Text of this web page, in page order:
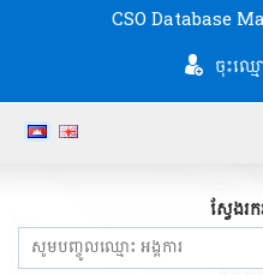
CSO Database
ចុះឈ្ម
ស្វែងរក